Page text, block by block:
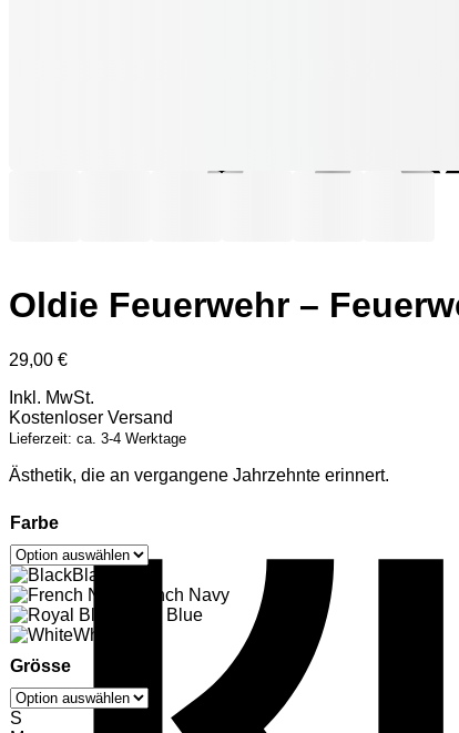
Oldie Feuerwehr –
29,00 €
Inkl. MwSt.
Kostenloser Versand
Lieferzeit: ca. 3-4 Werktage
Ästhetik, die an vergangene Jahrzehnte erinnert.
Farbe
Black
French Navy
Royal Blue
White
Grösse
S